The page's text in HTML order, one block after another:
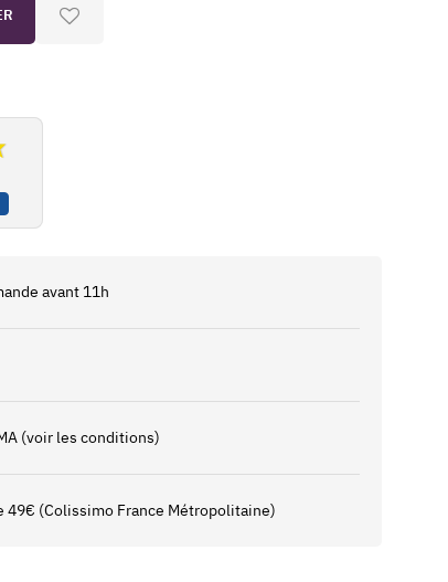
avant 11h
(voir les conditions)
49€ (Colissimo France Métropolitaine)